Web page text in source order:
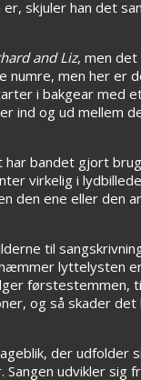
skjuler han det
and Liz, men det
men her er
i bakgear
ind og ud mellem
bandet gjort
virkelig i
den ene eller den
til
lyttelysten
og så skader
der
udvikler